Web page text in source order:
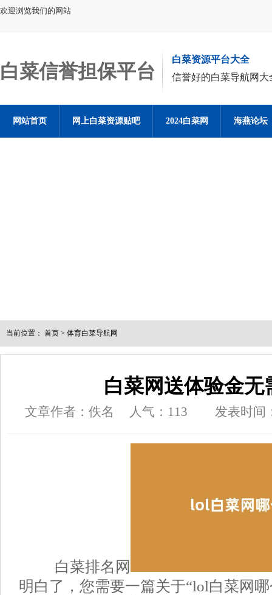
欢迎浏览我们的网站
白菜信誉担保平台
白菜资源平台大全
信誉好的白菜导航网大
网站首页 网上白菜资源贴吧 2024白菜网 海燕论坛
当前位置： 首页 > 体育白菜导航网
白菜网送体验金无
文章作者：佚名 人气： 113 发表时间
白菜排名网
明白了，您需要一篇关于“lol白菜网